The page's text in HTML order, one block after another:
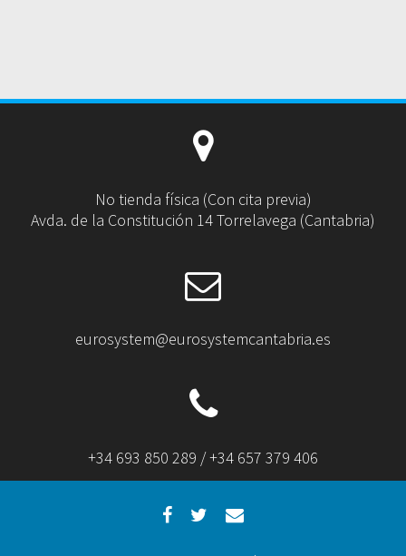
No tienda física (Con cita previa)
Avda. de la Constitución 14 Torrelavega (Cantabria)
eurosystem@eurosystemcantabria.es
+34 693 850 289 / +34 657 379 406